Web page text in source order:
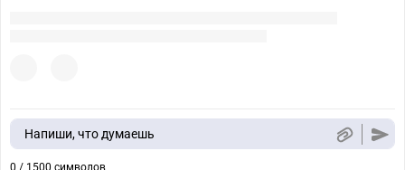
Напиши, что думаешь
0 / 1500 символов